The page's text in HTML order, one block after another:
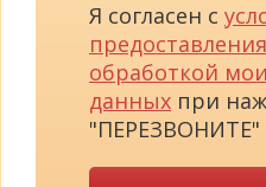
Я согласен с
обработкой
данных при
"ПЕРЕЗВОНИТЕ"